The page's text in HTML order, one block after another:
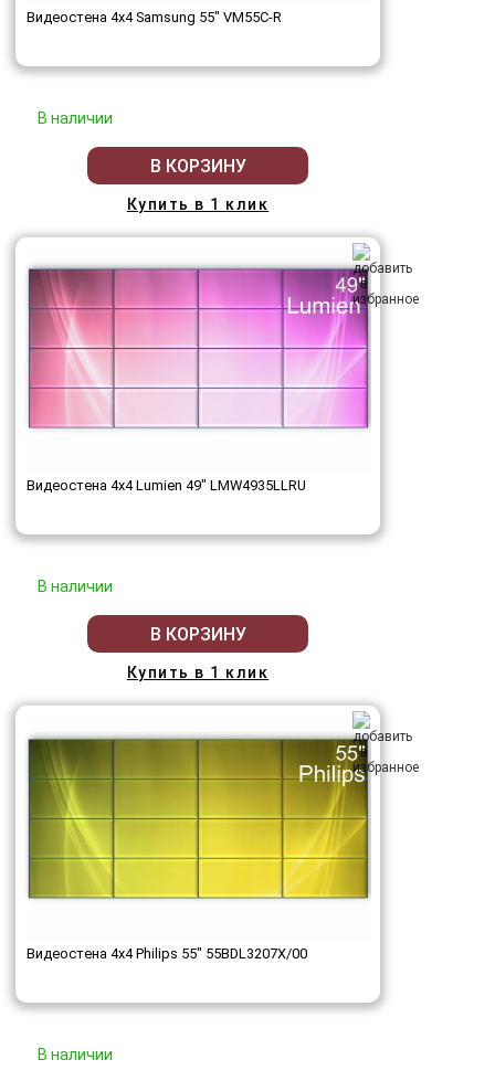
Видеостена 4x4 Samsung 55" VM55C-R
В наличии
В КОРЗИНУ
Купить в 1 клик
Видеостена 4x4 Lumien 49" LMW4935LLRU
В наличии
В КОРЗИНУ
Купить в 1 клик
Видеостена 4x4 Philips 55" 55BDL3207X/00
В наличии